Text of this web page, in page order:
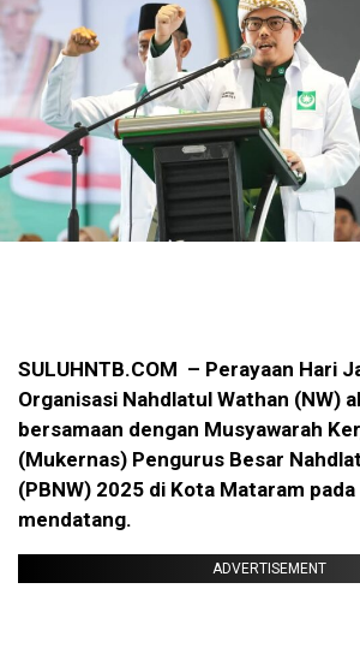
SULUHNTB.COM – Perayaan Hari
Organisasi Nahdlatul Wathan (NW)
bersamaan dengan Musyawarah
(Mukernas) Pengurus Besar
(PBNW) 2025 di Kota Mataram
mendatang.
ADVERTISEMENT